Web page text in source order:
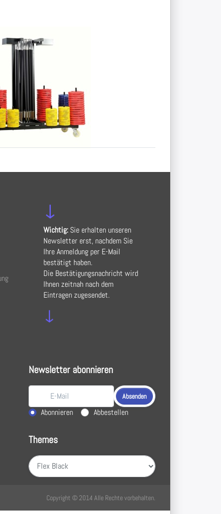
vor.
Zu diesem Produkt liegen noch keine Bewertungen vor.
SALE
Ständer ist die
zur übersichtlichen
von
Je nach Stärke
bietet er
↓
Wichtig:Sie erhalten unseren
Newsletter erst, nachdem Sie
Ihre Anmeldung per E-Mail
bestätigt haben.
Die Bestätigungsnachricht wird
Ihnen zeitnah nach dem
Eintragen zugesendet.
↓
Newsletter abonnieren
Absenden
Aktion wählen
Abonnieren Abbestellen
Themes
Copyright © 2014 Alle Rechte vorbehalten.